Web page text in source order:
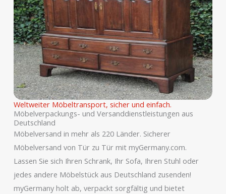
Weltweiter Möbeltransport, sicher und einfach.
Möbelverpackungs- und Versanddienstleistungen aus
Deutschland
Möbelversand in mehr als 220 Länder. Sicherer
Möbelversand von Tür zu Tür mit myGermany.com.
Lassen Sie sich Ihren Schrank, Ihr Sofa, Ihren Stuhl oder
jedes andere Möbelstück aus Deutschland zusenden!
myGermany holt ab, verpackt sorgfältig und bietet